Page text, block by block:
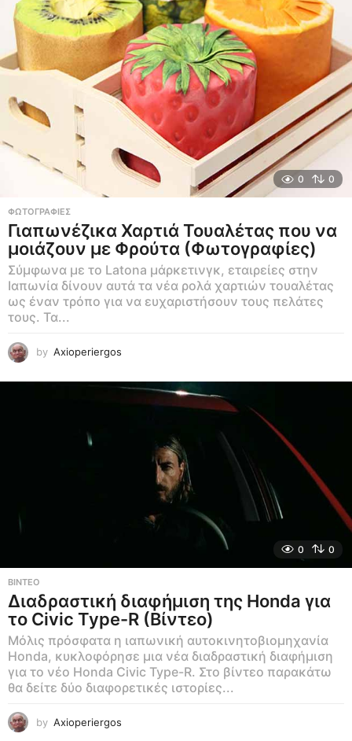
0 0
ΦΩΤΟΓΡΑΦΊΕΣ
Γιαπωνέζικα Χαρτιά Τουαλέτας που να
μοιάζουν με Φρούτα (Φωτογραφίες)
Σύμφωνα με το Latona μάρκετινγκ, εταιρείες στην
Ιαπωνία δίνουν αυτά τα νέα ρολά χαρτιών τουαλέτας
ως έναν τρόπο για να ευχαριστήσουν τους πελάτες
τους. Τα...
by Axioperiergos
0 0
ΒΊΝΤΕΟ
Διαδραστική διαφήμιση της Honda για
το Civic Type-R (Βίντεο)
Μόλις πρόσφατα η ιαπωνική αυτοκινητοβιομηχανία
Honda, κυκλοφόρησε μια νέα διαδραστική διαφήμιση
για το νέο Honda Civic Type-R. Στο βίντεο παρακάτω
θα δείτε δύο διαφορετικές ιστορίες...
by Axioperiergos